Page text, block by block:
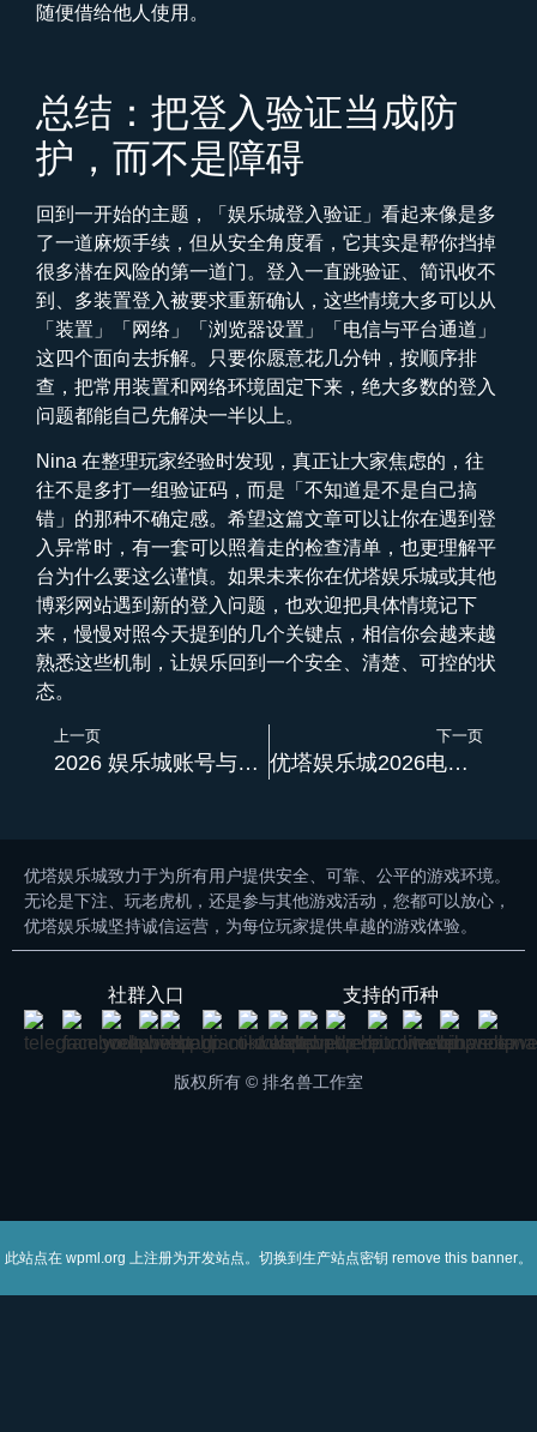
随便借给他人使用。
总结：把登入验证当成防
护，而不是障碍
回到一开始的主题，「娱乐城登入验证」看起来像是多
了一道麻烦手续，但从安全角度看，它其实是帮你挡掉
很多潜在风险的第一道门。登入一直跳验证、简讯收不
到、多装置登入被要求重新确认，这些情境大多可以从
「装置」「网络」「浏览器设置」「电信与平台通道」
这四个面向去拆解。只要你愿意花几分钟，按顺序排
查，把常用装置和网络环境固定下来，绝大多数的登入
问题都能自己先解决一半以上。
Nina 在整理玩家经验时发现，真正让大家焦虑的，往
往不是多打一组验证码，而是「不知道是不是自己搞
错」的那种不确定感。希望这篇文章可以让你在遇到登
入异常时，有一套可以照着走的检查清单，也更理解平
台为什么要这么谨慎。如果未来你在优塔娱乐城或其他
博彩网站遇到新的登入问题，也欢迎把具体情境记下
来，慢慢对照今天提到的几个关键点，相信你会越来越
熟悉这些机制，让娱乐回到一个安全、清楚、可控的状
态。
上一页
2026 娱乐城账号与资金流程为何变严？优塔娱乐城解析合规升级后玩家最常遇到的变化
下一页
优塔娱乐城2026电子游戏高波动与低波动差在哪？选错真的会越玩越躁
优塔娱乐城致力于为所有用户提供安全、可靠、公平的游戏环境。
无论是下注、玩老虎机，还是参与其他游戏活动，您都可以放心，
优塔娱乐城坚持诚信运营，为每位玩家提供卓越的游戏体验。
社群入口 支持的币种
版权所有 © 排名兽工作室
此站点在 wpml.org 上注册为开发站点。切换到生产站点密钥 remove this banner。